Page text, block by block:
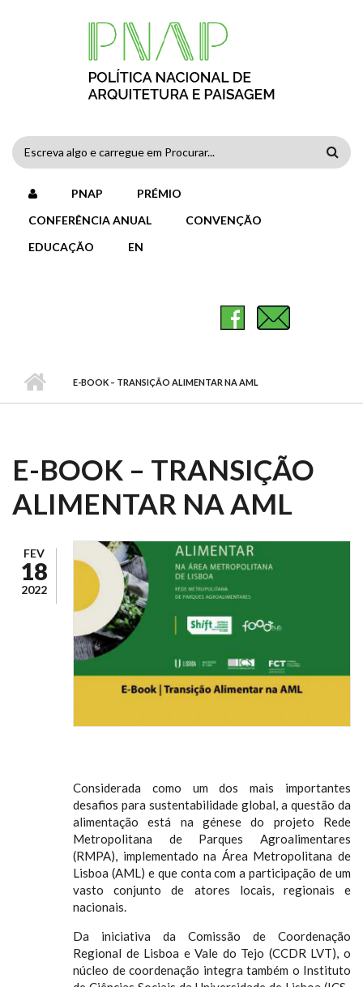
FORMULÁRIO
DE
PESQUISA
PNAP
PRÉMIO
CONFERÊNCIA ANUAL
CONVENÇÃO
EDUCAÇÃO
EN
E-BOOK – TRANSIÇÃO ALIMENTAR NA AML
E-BOOK – TRANSIÇÃO
ALIMENTAR NA AML
FEV
18
2022
Considerada como um dos mais importantes
desafios para sustentabilidade global, a questão da
alimentação está na génese do projeto Rede
Metropolitana de Parques Agroalimentares
(RMPA), implementado na Área Metropolitana de
Lisboa (AML) e que conta com a participação de um
vasto conjunto de atores locais, regionais e
nacionais.
Da iniciativa da Comissão de Coordenação
Regional de Lisboa e Vale do Tejo (CCDR LVT), o
núcleo de coordenação integra também o Instituto